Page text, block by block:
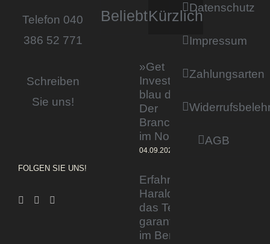
Telefon 040
386 52 771
Schreiben
Sie uns!
FOLGEN SIE UNS!
BeliebtKürzlich
»Get
Invested by
blau direkt«:
Der
Branchentag
im Norden
04.09.2023
Erfahrener Experte
Harald Wesely stärkt
das Team von
garantiertmehrnetto.de
im Bereich
Datenschutz
Impressum
Zahlungsarten
AGB